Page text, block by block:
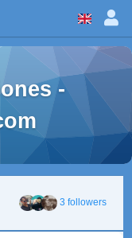
-
3 followers